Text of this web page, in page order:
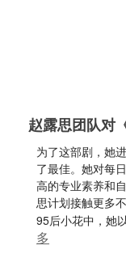
赵露思团队对
为了这部剧，她
了最佳。她对每
高的专业素养和
思计划接触更多
95后小花中，她
多